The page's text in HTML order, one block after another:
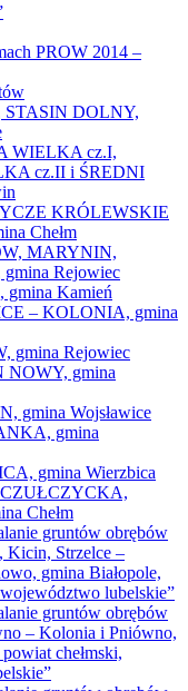
PROW 2014 –
STASIN DOLNY,
WIELKA cz.I,
cz.II i ŚREDNI
KRÓLEWSKIE
Chełm
MARYNIN,
Rejowiec
gmina Kamień
– KOLONIA, gmina
gmina Rejowiec
NOWY, gmina
gmina Wojsławice
gmina
gmina Wierzbica
Chełm
gruntów obrębów
Kicin, Strzelce –
gmina Białopole,
lubelskie”
gruntów obrębów
– Kolonia i Pniówno,
chełmski,